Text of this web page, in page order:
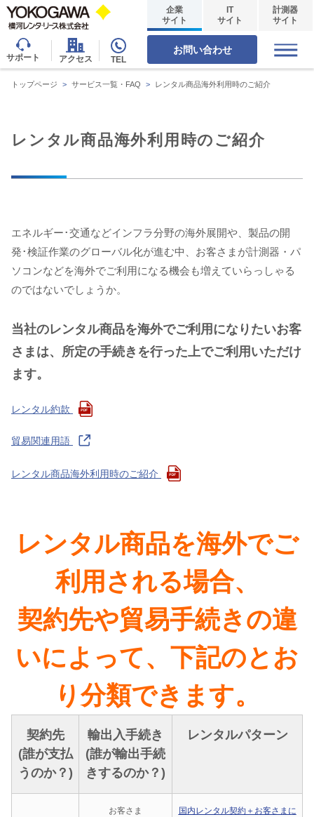
サポート アクセス TEL
企業
サイト
IT
サイト
計測器
サイト
お問い合わせ
トップページ > サービス一覧・FAQ > レンタル商品海外利用時のご紹介
レンタル商品海外利用時のご紹介
エネルギー･交通などインフラ分野の海外展開や、製品の開
発･検証作業のグローバル化が進む中、お客さまが計測器・パ
ソコンなどを海外でご利用になる機会も増えていらっしゃる
のではないでしょうか。
当社のレンタル商品を海外でご利用になりたいお客
さまは、所定の手続きを行った上でご利用いただけ
ます。
レンタル約款
貿易関連用語
レンタル商品海外利用時のご紹介
レンタル商品を海外でご
利用される場合、
契約先や貿易手続きの違
いによって、下記のとお
り分類できます。
契約先
(誰が支払
うのか？)
輸出入手続き
(誰が輸出手続
きするのか？)
レンタルパターン
お客さま
国内レンタル契約＋お客さまに